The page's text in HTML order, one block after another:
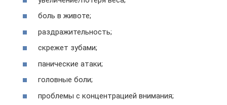
боль в животе;
раздражительность;
скрежет зубами;
панические атаки;
головные боли;
проблемы с концентрацией внимания;